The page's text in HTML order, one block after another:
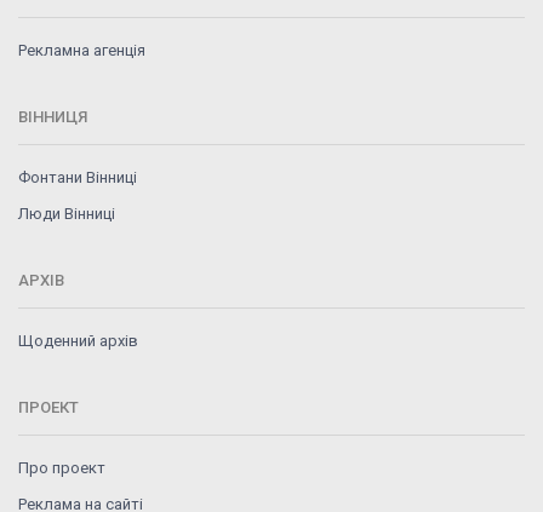
Рекламна агенція
ВІННИЦЯ
Фонтани Вінниці
Люди Вінниці
АРХІВ
Щоденний архів
ПРОЕКТ
Про проект
Реклама на сайті